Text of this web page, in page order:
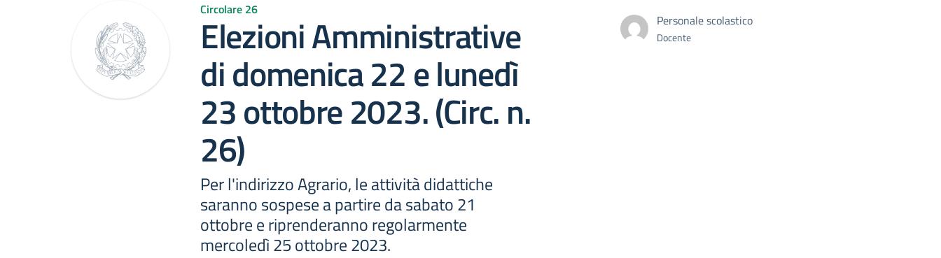
Circolare 26
Elezioni Amministrative
di domenica 22 e lunedì
23 ottobre 2023. (Circ. n.
26)
Per l'indirizzo Agrario, le attività didattiche
saranno sospese a partire da sabato 21
ottobre e riprenderanno regolarmente
mercoledì 25 ottobre 2023.
Personale scolastico
Docente